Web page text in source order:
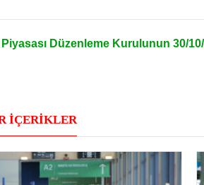
Düzenleme Kurulunun 30/
İÇERİKLER